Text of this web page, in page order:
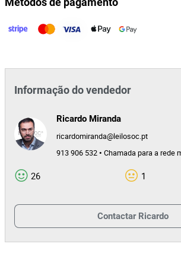
Segurança e Vigilância, Lda
Id do leilão 41645
Informação do vendedor
Ricardo Miranda
ricardomiranda@leilosoc.pt
913 906 532 • Chamada para a rede
26 1
Contactar Ricardo